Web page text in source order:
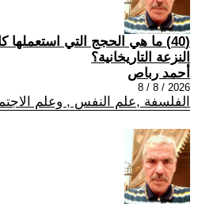
(40) ما هي الحجج التي
النزعة التاريخانية؟
أحمد رباص
2026 / 8 / 8
الفلسفة ,علم النفس , وعلم